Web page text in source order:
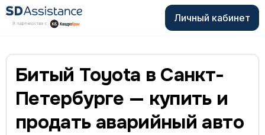
Личный кабинет
Битый Toyota в Санкт-
Петербурге — купить и
продать аварийный авто